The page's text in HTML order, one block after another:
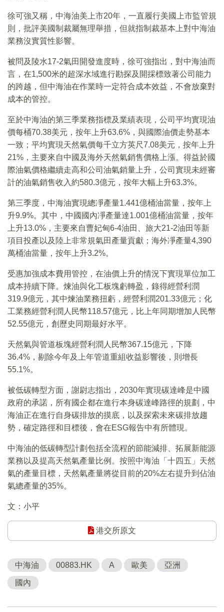
徐可強又稱，中海油美上市20年，一直履行美國上市監管規
則，批評美國制裁屬無理舉措，但就指制裁基本上對中海油
業務沒實質性影響。
被問及陵水17-2氣田開發進度時，徐可強指出，對中海油而
言，在1,500米的超深水域進行勘探及開採標致著公司能力
的跨越，但中海油在作業時一定符合成本效益，不會放棄對
成本的管控。
至於中海油的第三季業務指標及業績表現，公司平均實現油
價每桶70.38美元，按年上升63.6%，與國際油價走勢基本
一致；平均實現天然氣價每千立方英尺7.08美元，按年上升
21%，主要來自中國及海外天然氣銷售價格上漲。得益於國
際油氣價格繼續走高和公司油氣銷量上升，公司實現未經審
計的油氣銷售收入約580.3億元，按年大幅上升63.3%。
第三季度，中海油實現總凈產量1.441億桶油當量，按年上
升9.9%。其中，中國國內凈產量達1.001億桶油當量，按年
上升13.0%，主要來自曹妃甸6-4油田、旅大21-2油田等新
項目投產以及陸上非常規氣田產量貢獻；海外凈產量4,390
萬桶油當量，按年上升3.2%。
受惠加強成本費用管控，在油價上升的情況下實現單位加工
成本持續下降。煉油與化工板塊虧轉盈，錄得經營利潤
319.9億元，其中煉油業務扭虧，經營利潤201.33億元；化
工業務經營利潤人民幣118.57億元，比上年同期增加人民幣
52.55億元，創歷史同期最好水平。
天然氣與管道板塊經營利潤人民幣367.15億元，下降
36.4%，剔除今年及上年管道重組收益影響後，則增長
55.1%。
被低碳轉型方面，謝尉志指出，2030年實現碳達峰是中國
政府的承諾，所有國企都在進行本身碳達峰路徑的規劃，中
海油正在進行自身碳排放的摸底，以及探索未來碳排放趨
勢，確定路徑和目標後，會在ESG報告中有所體現。
中海油的低碳轉型計劃包括全流程的節能減排、拓展新能源
業務以及提高天然氣產量比例。按照中海油「十四五」天然
氣的產量目標，天然氣產量將從目前的20%左右提升到佔油
氣總產量的35%。
文：小平
港交所原文
中海油 00883.HK A 歐美 亞洲
國內